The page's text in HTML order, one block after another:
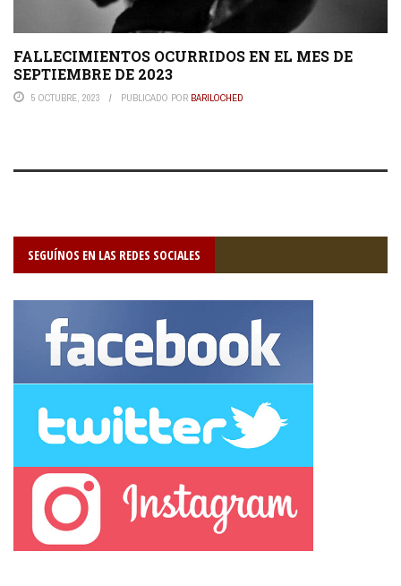
FALLECIMIENTOS OCURRIDOS EN EL MES DE
SEPTIEMBRE DE 2023
5 OCTUBRE, 2023 PUBLICADO POR BARILOCHED
SEGUÍNOS EN LAS REDES SOCIALES